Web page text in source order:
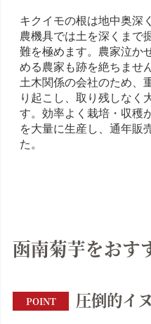
キクイモの根は地中奥深
農機具では土を深くまで
難を極めます。農家泣か
める農家も跡を絶ちませ
土木関係の会社のため、
り起こし、取り残しなく
す。効率よく栽培・収穫
を大量に生産し、通年販
た。
函南菊芋をおす
POINT 圧倒的イ